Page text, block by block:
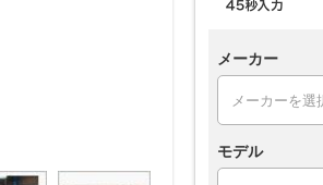
メーカー
モデル